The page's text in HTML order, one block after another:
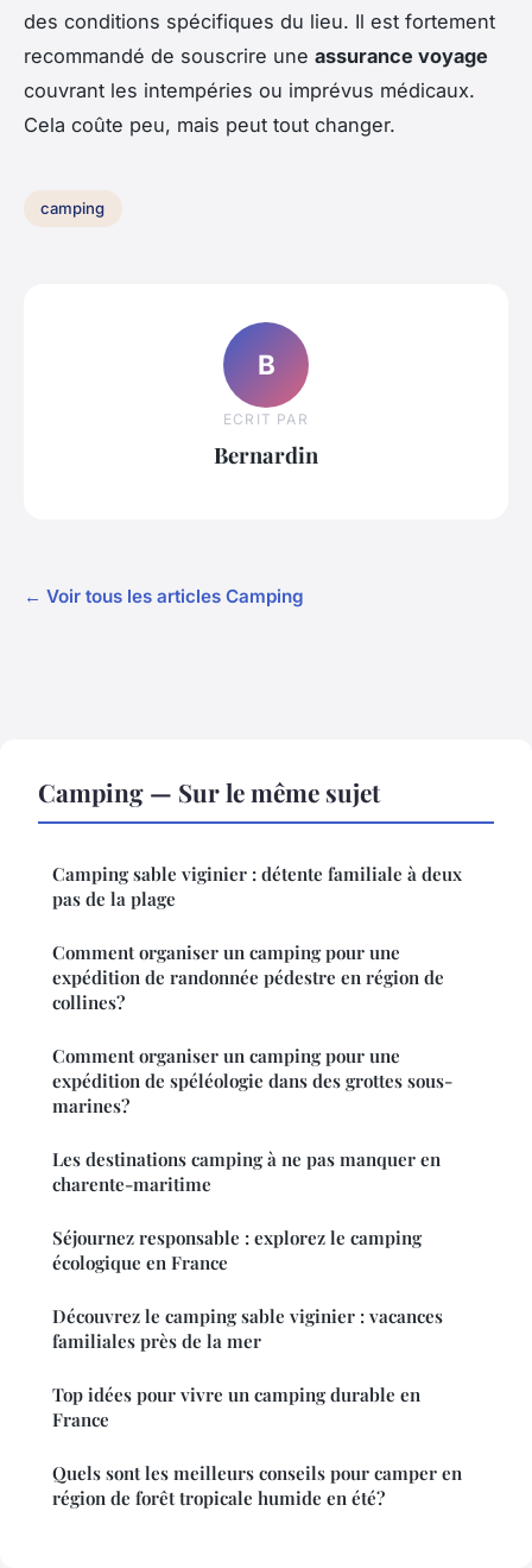
des conditions spécifiques du lieu. Il est fortement
recommandé de souscrire une assurance voyage
couvrant les intempéries ou imprévus médicaux.
Cela coûte peu, mais peut tout changer.
camping
B
ECRIT PAR
Bernardin
← Voir tous les articles Camping
Camping — Sur le même sujet
Camping sable viginier : détente familiale à deux
pas de la plage
Comment organiser un camping pour une
expédition de randonnée pédestre en région de
collines?
Comment organiser un camping pour une
expédition de spéléologie dans des grottes sous-
marines?
Les destinations camping à ne pas manquer en
charente-maritime
Séjournez responsable : explorez le camping
écologique en France
Découvrez le camping sable viginier : vacances
familiales près de la mer
Top idées pour vivre un camping durable en
France
Quels sont les meilleurs conseils pour camper en
région de forêt tropicale humide en été?